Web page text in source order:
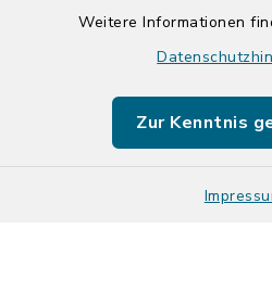
Weitere Informationen
Zur Kenntnis